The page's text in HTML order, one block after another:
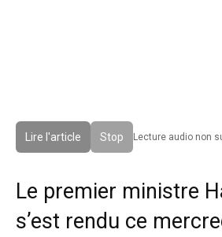
Lire l'article Stop Lecture audio non
Le premier ministre
s’est rendu ce